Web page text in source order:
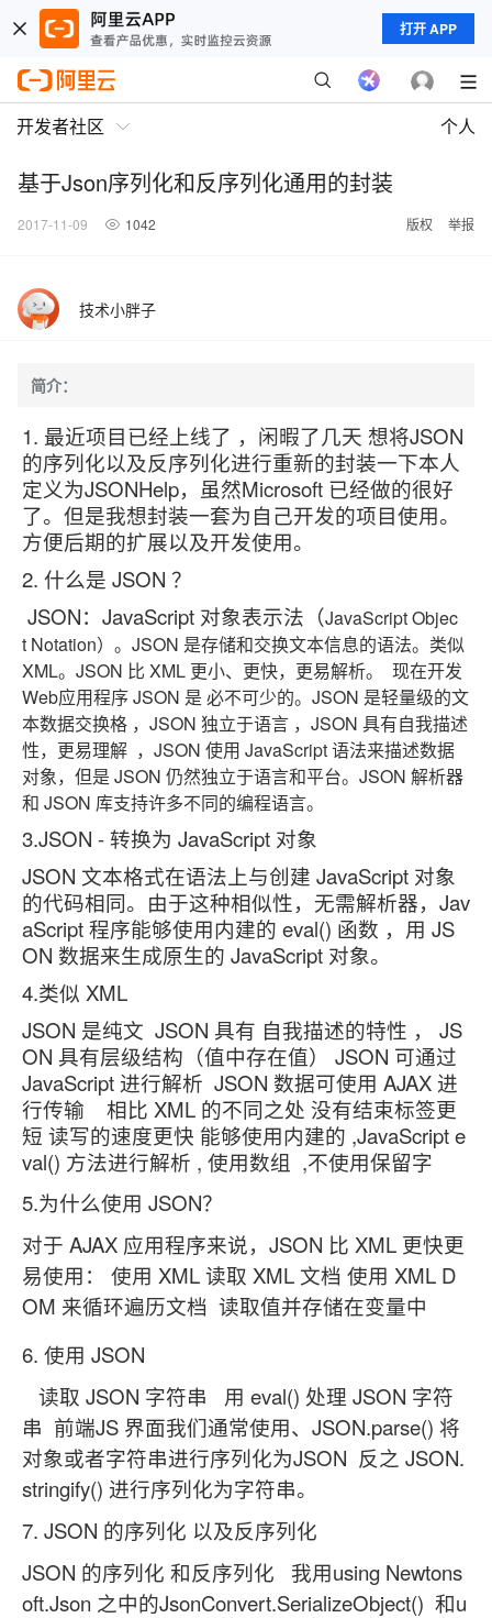
打开 APP
开发者社区 个人
基于Json序列化和反序列化通用的封装
2017-11-09 1042 版权 举报
技术小胖子
简介：
1. 最近项目已经上线了 ，闲暇了几天 想将JSON
的序列化以及反序列化进行重新的封装一下本人
定义为JSONHelp，虽然Microsoft 已经做的很好
了。但是我想封装一套为自己开发的项目使用。
方便后期的扩展以及开发使用。
2. 什么是 JSON ？
JSON：JavaScript 对象表示法（JavaScriptObjec
t Notation）。JSON 是存储和交换文本信息的语法。类似
XML。JSON 比 XML 更小、更快，更易解析。 现在开发
Web应用程序 JSON 是 必不可少的。JSON 是轻量级的文
本数据交换格 ，JSON 独立于语言 ，JSON 具有自我描述
性，更易理解 ， JSON 使用 JavaScript 语法来描述数据
对象，但是 JSON 仍然独立于语言和平台。JSON 解析器
和 JSON 库支持许多不同的编程语言。
3.JSON - 转换为 JavaScript 对象
JSON 文本格式在语法上与创建 JavaScript 对象
的代码相同。由于这种相似性，无需解析器，Jav
aScript 程序能够使用内建的 eval() 函数 ，用 JS
ON 数据来生成原生的 JavaScript 对象。
4.类似 XML
JSON 是纯文 JSON 具有 自我描述的特性 ， JS
ON 具有层级结构（值中存在值） JSON 可通过
JavaScript 进行解析 JSON 数据可使用 AJAX 进
行传输 相比 XML 的不同之处 没有结束标签更
短 读写的速度更快 能够使用内建的 ,JavaScript e
val() 方法进行解析 , 使用数组 ,不使用保留字
5.为什么使用 JSON？
对于 AJAX 应用程序来说，JSON 比 XML 更快更
易使用： 使用 XML 读取 XML 文档 使用 XML D
OM 来循环遍历文档 读取值并存储在变量中
6. 使用 JSON
读取 JSON 字符串 用 eval() 处理 JSON 字符
串 前端JS 界面我们通常使用、JSON.parse() 将
对象或者字符串进行序列化为JSON 反之 JSON.
stringify() 进行序列化为字符串。
7. JSON 的序列化 以及反序列化
JSON 的序列化 和反序列化 我用using Newtons
oft.Json 之中的JsonConvert.SerializeObject() 和u